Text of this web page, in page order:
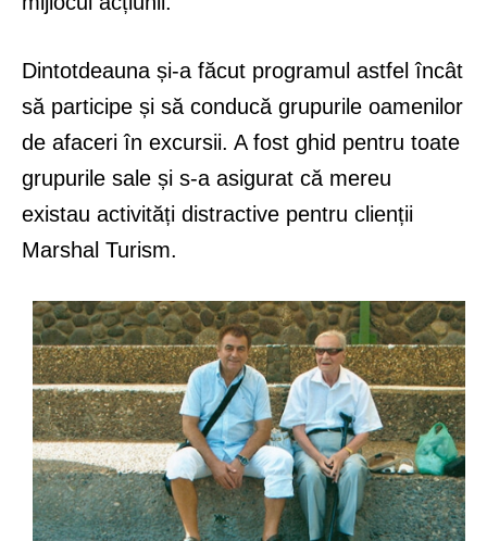
Dintotdeauna și-a făcut programul astfel încât
să participe și să conducă grupurile oamenilor
de afaceri în excursii. A fost ghid pentru toate
grupurile sale și s-a asigurat că mereu
existau activități distractive pentru clienții
Marshal Turism.